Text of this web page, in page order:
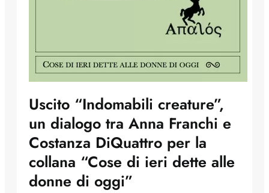
Uscito “Indomabili creature”,
un dialogo tra Anna Franchi e
Costanza DiQuattro per la
collana “Cose di ieri dette alle
donne di oggi”